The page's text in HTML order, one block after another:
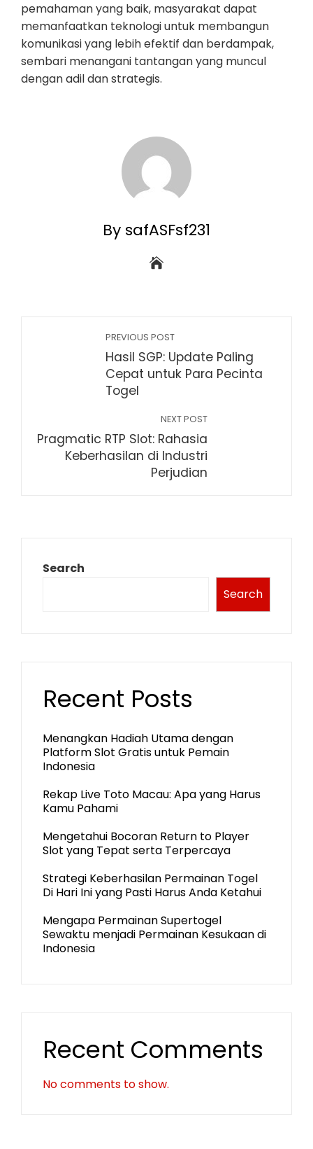
pemahaman yang baik, masyarakat dapat
memanfaatkan teknologi untuk membangun
komunikasi yang lebih efektif dan berdampak,
sembari menangani tantangan yang muncul
dengan adil dan strategis.
By safASFsf231
PREVIOUS POST
Hasil SGP: Update Paling
Cepat untuk Para Pecinta
Togel
NEXT POST
Pragmatic RTP Slot: Rahasia
Keberhasilan di Industri
Perjudian
Search
Search
Recent Posts
Menangkan Hadiah Utama dengan
Platform Slot Gratis untuk Pemain
Indonesia
Rekap Live Toto Macau: Apa yang Harus
Kamu Pahami
Mengetahui Bocoran Return to Player
Slot yang Tepat serta Terpercaya
Strategi Keberhasilan Permainan Togel
Di Hari Ini yang Pasti Harus Anda Ketahui
Mengapa Permainan Supertogel
Sewaktu menjadi Permainan Kesukaan di
Indonesia
Recent Comments
No comments to show.